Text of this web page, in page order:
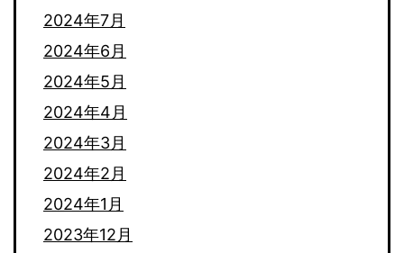
2024年7月
2024年6月
2024年5月
2024年4月
2024年3月
2024年2月
2024年1月
2023年12月